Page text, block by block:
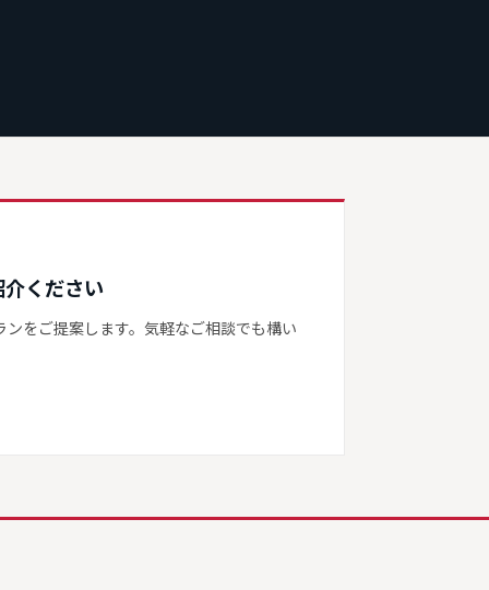
ください
をご提案します。気軽なご相談でも構い